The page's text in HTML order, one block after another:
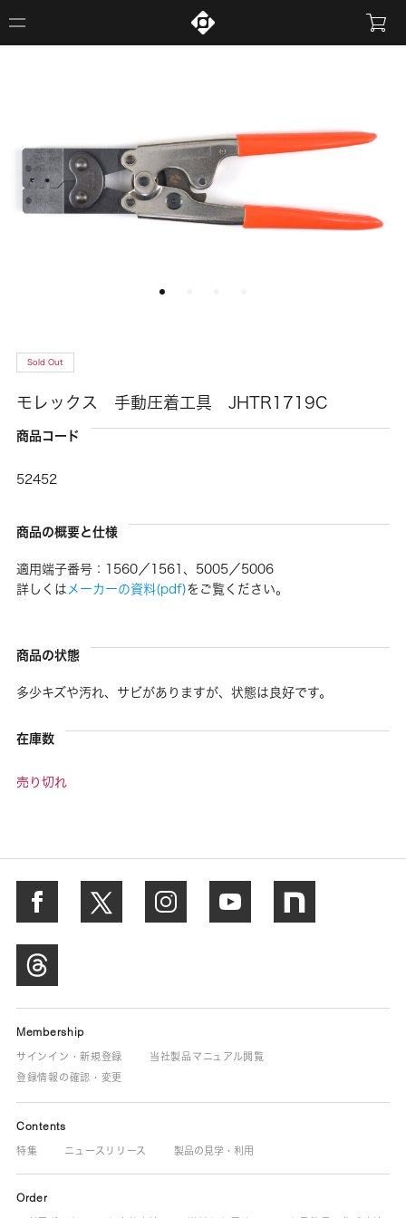
Sold Out
モレックス 手動圧着工具 JHTR1719C
商品コード
52452
商品の概要と仕様
適用端子番号：1560／1561、5005／5006
詳しくは メーカーの資料(pdf)をご覧ください。
商品の状態
多少キズや汚れ、サビがありますが、状態は良好です。
在庫数
売り切れ
Membership
サインイン・新規登録
当社製品マニュアル閲覧
登録情報の確認・変更
Contents
特集 ニュースリリース 製品の見学・利用
Order